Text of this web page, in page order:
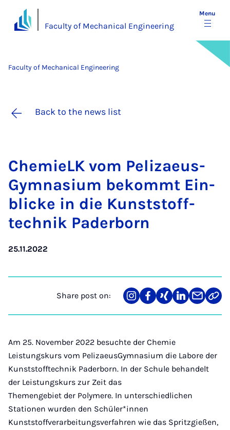
Faculty of Mechanical Engineering
Menu
Faculty of Mechanical Engineering
Back to the news list
ChemieLK vom Pel­iz­a­eus­
Gym­nas­i­um bekom­mt Ein­
blicke in die Kun­st­stoff­
tech­nik Pader­born
25.11.2022
Share post on:
Share
on
Teilen
auf
Teilen
auf
Teilen
auf
Teilen
über
Link
Am 25. November 2022 besuchte der Chemie
Leistungskurs vom PelizaeusGymnasium die Labore der
Kunststofftechnik Paderborn. In der Schule behandelt
der Leistungskurs zur Zeit das
Themengebiet der Polymere. In unterschiedlichen
Stationen wurden den Schüler*innen
Kunststoffverarbeitungsverfahren wie das Spritzgießen,